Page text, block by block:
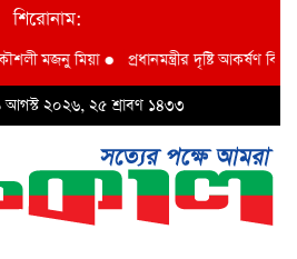
শিরোনাম:
মিয়া●প্রধানমন্ত্রীর দৃষ্টি আকর্ষণ বি আই
আগস্ট ২০২৬, ২৫ শ্রাবণ ১৪৩৩